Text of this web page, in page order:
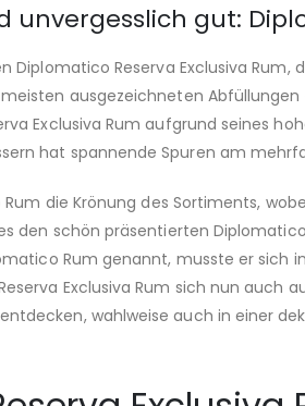
unvergesslich gut:
Diplomatico Reserva Exclusiva
ausgezeichneten
Exclusiva Rum aufgrund seines
hat spannende Spuren am
die Krönung des Sortiments,
den schön präsentierten
Rum genannt, musste er sich
Exclusiva Rum sich nun
wahlweise auch in einer